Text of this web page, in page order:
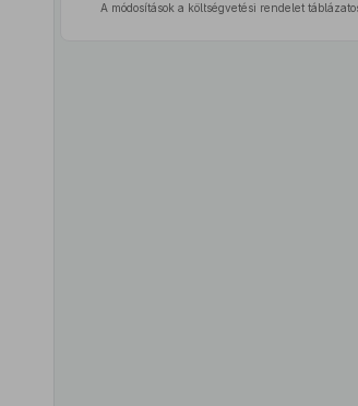
A módosítások a költségvetési rendelet